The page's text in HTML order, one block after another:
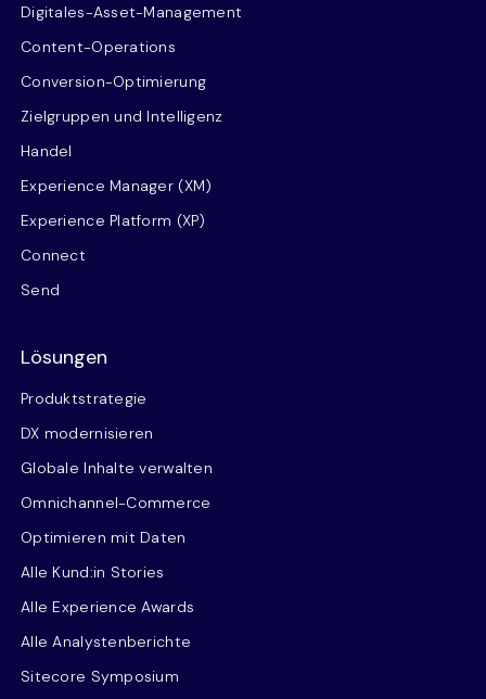
Digitales-Asset-Management
Content-Operations
Conversion-Optimierung
Zielgruppen und Intelligenz
Handel
Experience Manager (XM)
Experience Platform (XP)
Connect
Send
Lösungen
Produktstrategie
DX modernisieren
Globale Inhalte verwalten
Omnichannel-Commerce
Optimieren mit Daten
Alle Kund:in Stories
Alle Experience Awards
Alle Analystenberichte
Sitecore Symposium